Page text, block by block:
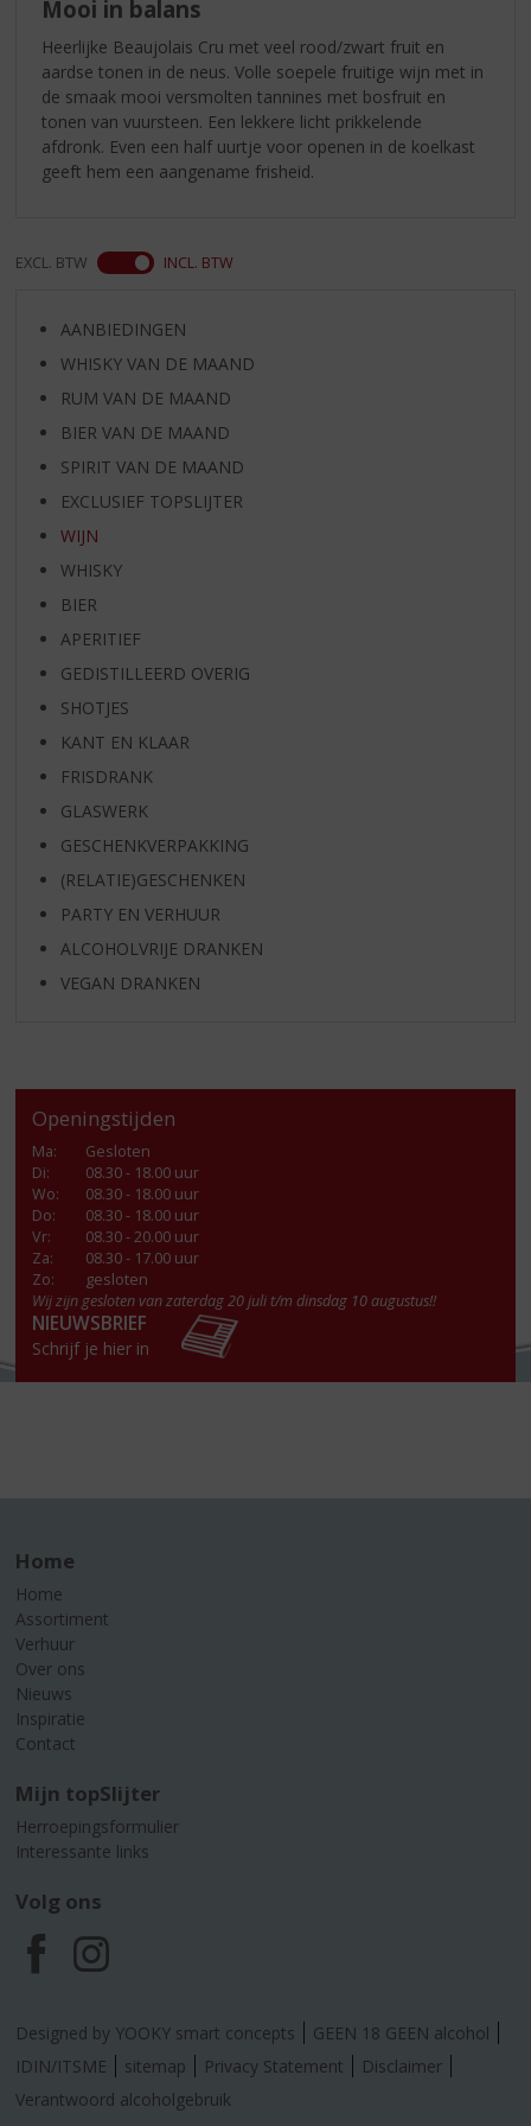
Mooi in balans
Heerlijke Beaujolais Cru met veel rood/zwart fruit en
aardse tonen in de neus. Volle soepele fruitige wijn met in
de smaak mooi versmolten tannines met bosfruit en
tonen van vuursteen. Een lekkere licht prikkelende
afdronk. Even een half uurtje voor openen in de koelkast
geeft hem een aangename frisheid.
EXCL. BTW INCL. BTW
AANBIEDINGEN
WHISKY VAN DE MAAND
RUM VAN DE MAAND
BIER VAN DE MAAND
SPIRIT VAN DE MAAND
EXCLUSIEF TOPSLIJTER
WIJN
WHISKY
BIER
APERITIEF
GEDISTILLEERD OVERIG
SHOTJES
KANT EN KLAAR
FRISDRANK
GLASWERK
GESCHENKVERPAKKING
(RELATIE)GESCHENKEN
PARTY EN VERHUUR
ALCOHOLVRIJE DRANKEN
VEGAN DRANKEN
Openingstijden
Ma:
Gesloten
Di:
08.30 - 18.00 uur
Wo:
08.30 - 18.00 uur
Do:
08.30 - 18.00 uur
Vr:
08.30 - 20.00 uur
Za:
08.30 - 17.00 uur
Zo:
gesloten
Wij zijn gesloten van zaterdag 20 juli t/m dinsdag 10 augustus!!
NIEUWSBRIEF
Schrijf je hier in
Home
Home
Assortiment
Verhuur
Over ons
Nieuws
Inspiratie
Contact
Mijn topSlijter
Herroepingsformulier
Interessante links
Volg ons
F
a
c
I
n
s
Designed by YOOKY smart concepts
GEEN 18 GEEN alcohol
IDIN/ITSME
sitemap Privacy Statement
Disclaimer
Verantwoord alcoholgebruik